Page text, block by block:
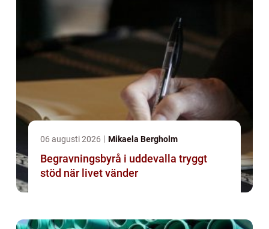
06 augusti 2026 Mikaela Bergholm
Begravningsbyrå i uddevalla tryggt
stöd när livet vänder